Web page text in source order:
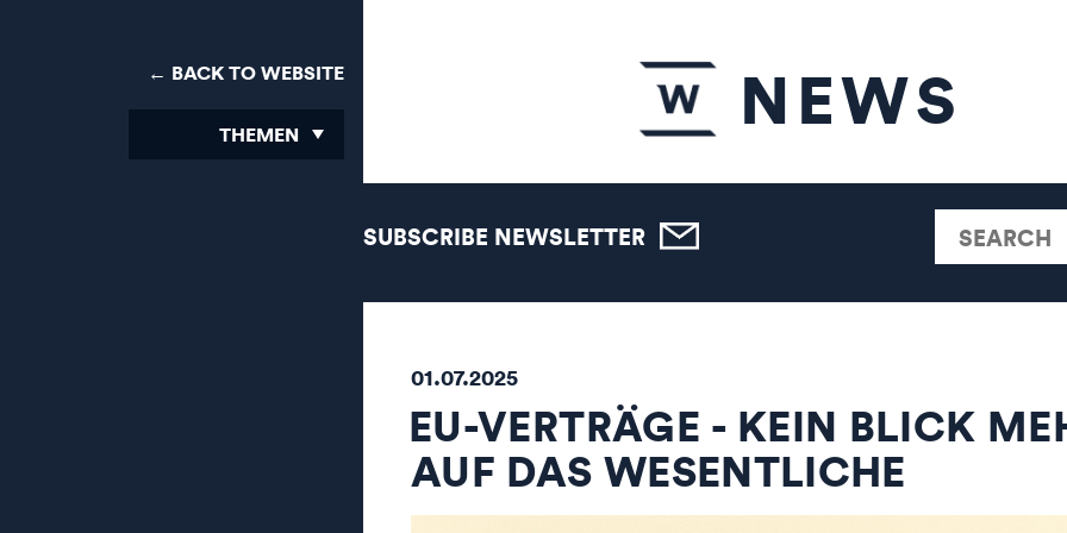
← BACK TO WEBSITE
THEMEN NEWS
SUBSCRIBE NEWSLETTER
01.07.2025
EU-VERTRÄGE - KEIN BLICK
AUF DAS WESENTLICHE